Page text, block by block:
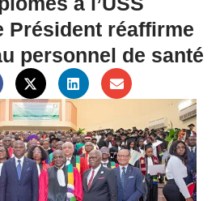
Président réaffirme
personnel de santé